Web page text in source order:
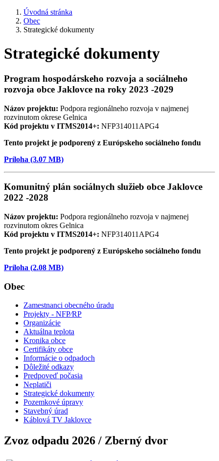
Úvodná stránka
Obec
Strategické dokumenty
Strategické dokumenty
Program hospodárskeho rozvoja a sociálneho
rozvoja obce Jaklovce na roky 2023 -2029
Názov projektu: Podpora regionálneho rozvoja v najmenej
rozvinutom okrese Gelnica
Kód projektu v ITMS2014+: NFP314011APG4
Tento projekt je podporený z Európskeho sociálneho fondu
Príloha (3.07 MB)
Komunitný plán sociálnych služieb obce Jaklovce
2022 -2028
Názov projektu: Podpora regionálneho rozvoja v najmenej
rozvinutom okres Gelnica
Kód projektu v ITMS2014+: NFP314011APG4
Tento projekt je podporený z Európskeho sociálneho fondu
Príloha (2.08 MB)
Obec
Zamestnanci obecného úradu
Projekty - NFP⁄RP
Organizácie
Aktuálna teplota
Kronika obce
Certifikáty obce
Informácie o odpadoch
Dôležité odkazy
Predpoveď počasia
Neplatiči
Strategické dokumenty
Pozemkové úpravy
Stavebný úrad
Káblová TV Jaklovce
Zvoz odpadu 2026 / Zberný dvor